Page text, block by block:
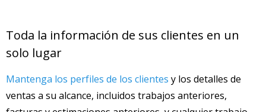
Toda la información de sus clientes en un
solo lugar
Mantenga los perfiles de los clientes y los detalles de
ventas a su alcance, incluidos trabajos anteriores,